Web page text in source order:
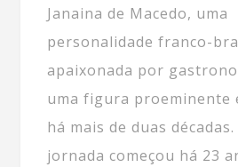
Janaina de Macedo, uma
personalidade franco-
apaixonada por
uma figura proeminente
há mais de duas décadas.
jornada começou há 23